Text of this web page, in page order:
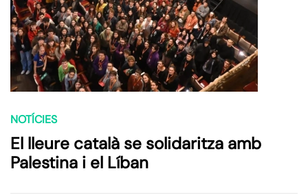
NOTÍCIES
El lleure català se solidaritza amb
Palestina i el Líban